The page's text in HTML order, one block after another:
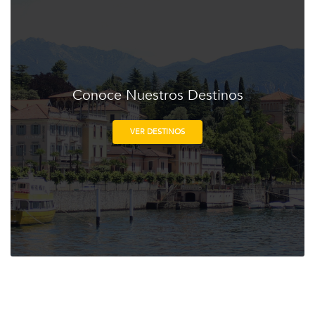
Conoce Nuestros Destinos
VER DESTINOS